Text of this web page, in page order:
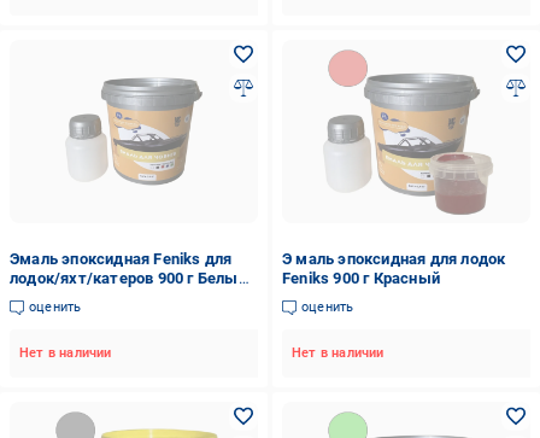
Эмаль эпоксидная Feniks для
лодок/яхт/катеров 900 г Белый
(7277054)
оценить
Нет в наличии
Э маль эпоксидная для лодок
Feniks 900 г Красный
оценить
Нет в наличии